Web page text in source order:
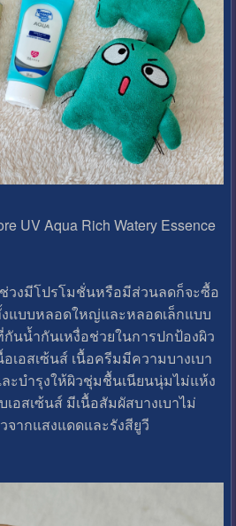
UV Aqua Rich Watery Essence
วงมีโปรโมชั่นหรือมีส่วนลดก็จะซื้อ
แบบหลอดใหญ่และหลอดเล็กแบบ
นน้ำกันเหงื่อช่วยในการปกป้องผิว
เอสเซ้นส์ เนื้อครีมมีความบางเบา
ะบำรุงให้ผิวชุ่มชื้นเนียนนุ่มไม่แห้ง
อสเซ้นส์ มีเนื้อสัมผัสบางเบาไม่
จากแสงแดดและรังสียูวี